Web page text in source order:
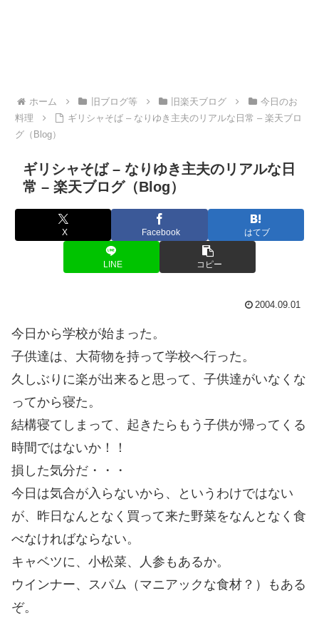
ホーム 旧ブログ等 旧楽天ブログ
今日のお
料理
ギリシャそば – なりゆき主夫のリアルな日常 – 楽天ブロ
グ（Blog）
ギリシャそば – なりゆき主夫のリアルな日
常 – 楽天ブログ（Blog）
X Facebook はてブ
LINE コピー
2004.09.01
今日から学校が始まった。
子供達は、大荷物を持って学校へ行った。
久しぶりに楽が出来ると思って、子供達がいなくな
ってから寝た。
結構寝てしまって、起きたらもう子供が帰ってくる
時間ではないか！！
損した気分だ・・・
今日は気合が入らないから、というわけではない
が、昨日なんとなく買って来た野菜をなんとなく食
べなければならない。
キャベツに、小松菜、人参もあるか。
ウインナー、スパム（マニアックな食材？）もある
ぞ。